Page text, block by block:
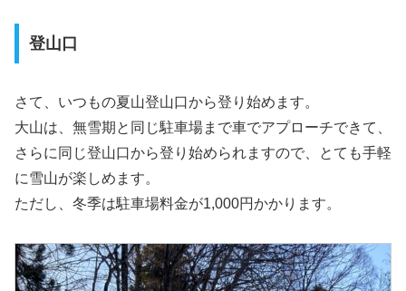
登山口
さて、いつもの夏山登山口から登り始めます。
大山は、無雪期と同じ駐車場まで車でアプローチできて、
さらに同じ登山口から登り始められますので、とても手軽
に雪山が楽しめます。
ただし、冬季は駐車場料金が1,000円かかります。